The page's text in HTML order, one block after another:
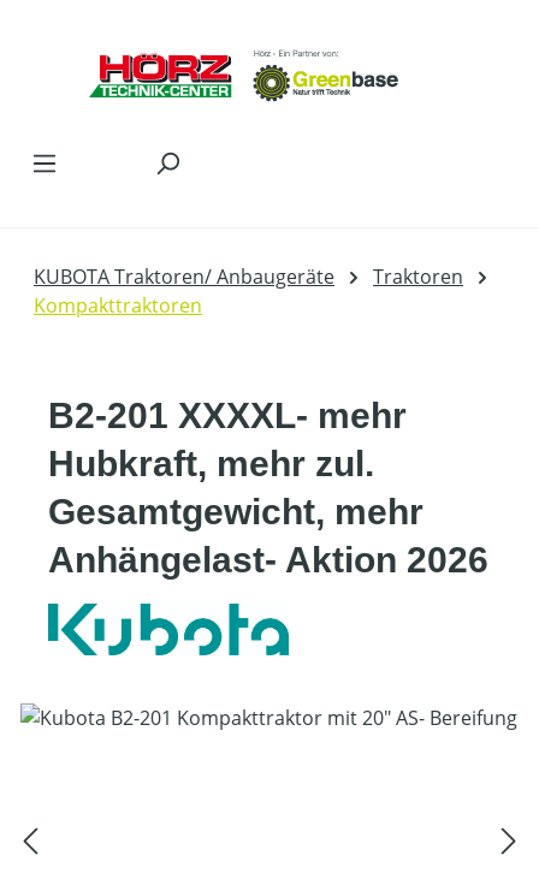
KUBOTA Traktoren/ Anbaugeräte
Traktoren
Kompakttraktoren
B2-201 XXXXL- mehr
Hubkraft, mehr zul.
Gesamtgewicht, mehr
Anhängelast- Aktion 2026
Bildergalerie überspringen